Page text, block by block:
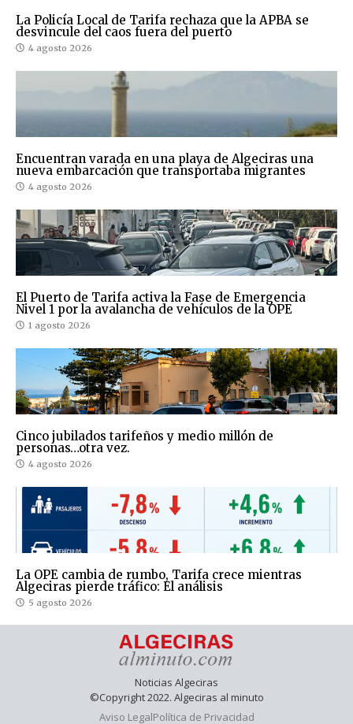
La Policía Local de Tarifa rechaza que la APBA se
desvincule del caos fuera del puerto
4 agosto 2026
Encuentran varada en una playa de Algeciras una
nueva embarcación que transportaba migrantes
4 agosto 2026
El Puerto de Tarifa activa la Fase de Emergencia
Nivel 1 por la avalancha de vehículos de la OPE
1 agosto 2026
Cinco jubilados tarifeños y medio millón de
personas…otra vez.
4 agosto 2026
La OPE cambia de rumbo, Tarifa crece mientras
Algeciras pierde tráfico: El análisis
5 agosto 2026
Noticias Algeciras
©Copyright 2022. Algeciras al minuto
Aviso LegalPolítica de Privacidad